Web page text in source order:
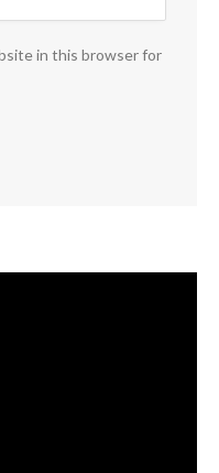
in this browser for